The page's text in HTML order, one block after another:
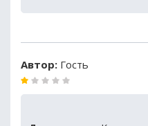
Автор: Гость